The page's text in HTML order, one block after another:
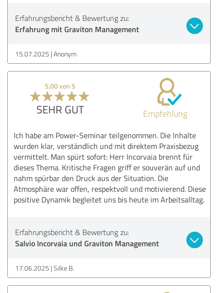
Erfahrungsbericht & Bewertung zu:
Erfahrung mit Graviton Management
15.07.2025 Anonym
5,00 von 5
SEHR GUT Empfehlung
Ich habe am Power-Seminar teilgenommen. Die Inhalte
wurden klar, verständlich und mit direktem Praxisbezug
vermittelt. Man spürt sofort: Herr Incorvaia brennt für
dieses Thema. Kritische Fragen griff er souverän auf und
nahm spürbar den Druck aus der Situation. Die
Atmosphäre war offen, respektvoll und motivierend. Diese
positive Dynamik begleitet uns bis heute im Arbeitsalltag.
Erfahrungsbericht & Bewertung zu:
Salvio Incorvaia und Graviton Management
17.06.2025 Silke B.